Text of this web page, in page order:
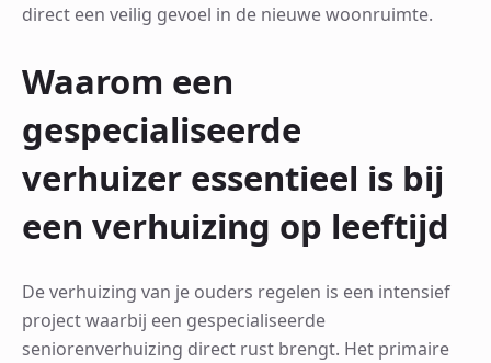
direct een veilig gevoel in de nieuwe woonruimte.
Waarom een
gespecialiseerde
verhuizer essentieel is bij
een verhuizing op leeftijd
De verhuizing van je ouders regelen is een intensief
project waarbij een gespecialiseerde
seniorenverhuizing direct rust brengt. Het primaire